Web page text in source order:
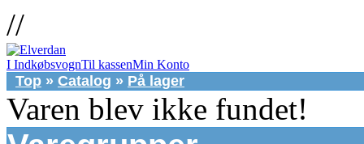
//
I IndkøbsvognTil kassenMin Konto
Top » Catalog » På lager
Varen blev ikke fundet!